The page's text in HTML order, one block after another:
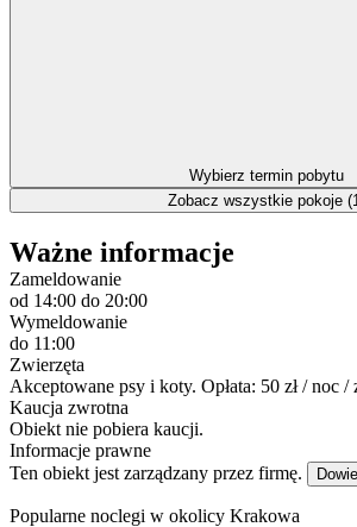
Wybierz termin pobytu
Zobacz wszystkie pokoje
Ważne informacje
Zameldowanie
od 14:00 do 20:00
Wymeldowanie
do 11:00
Zwierzęta
Akceptowane psy i koty. Opłata: 50 zł / noc /
Kaucja zwrotna
Obiekt nie pobiera kaucji.
Informacje prawne
Ten obiekt jest zarządzany przez firmę.
Popularne noclegi w okolicy Krakowa